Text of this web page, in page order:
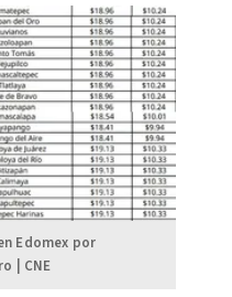
Edomex por
| CNE